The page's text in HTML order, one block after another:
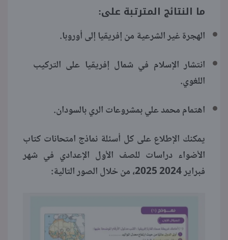
ما النتائج المترتبة على:
الهجرة غير الشرعية من إفريقيا إلى أوروبا.
انتشار الإسلام في شمال إفريقيا على التركيب
اللغوي.
اهتمام محمد علي بمشروعات الري بالسودان.
يمكنك الإطلاع على كل أسئلة نماذج امتحانات كتاب
الأضواء دراسات للصف الأول الإعدادي في شهر
فبراير 2024 2025، من خلال الصور التالية: